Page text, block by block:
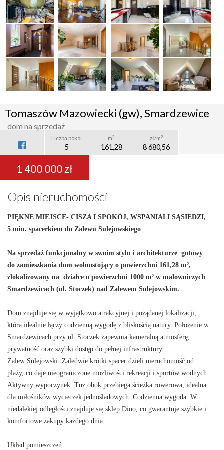
Tomaszów Mazowiecki (gw), Smardzewice
dom na sprzedaż
Liczba pokoi
5
m2
161,28
zł/m2
8 680,56
1 400 000 zł
Opis nieruchomości
PIĘKNE MIEJSCE- CISZA I SPOKÓJ, WSPANIALI SĄSIEDZI,
5 min. spacerkiem do Zalewu Sulejowskiego
Na sprzedaż funkcjonalny w swoim stylu i architekturze gotowy
do zamieszkania dom wolnostojący o powierzchni 161,28 m²,
zlokalizowany na działce o powierzchni 1000 m² w malowniczych
Smardzewicach (ul. Stoczek) nad Zalewem Sulejowskim.
Dom znajduje się w wyjątkowo atrakcyjnej i pożądanej lokalizacji,
która idealnie łączy codzienną wygodę z bliskością natury. Położenie w
Smardzewicach przy ul. Stoczek zapewnia kameralną atmosferę,
prywatność oraz szybki dostęp do pełnej infrastruktury:
Zalew Sulejowski: Zaledwie krótki spacer dzieli nieruchomość od
plaży, co daje nieograniczone możliwości rekreacji i sportów wodnych.
Aktywny wypoczynek: Tuż obok przebiega ścieżka rowerowa, idealna
dla miłośników wycieczek jednośladowych. Codzienna wygoda: W
niedalekiej odległości znajduje się sklep Dino, co gwarantuje szybkie i
komfortowe zakupy każdego dnia.
Układ pomieszczeń: